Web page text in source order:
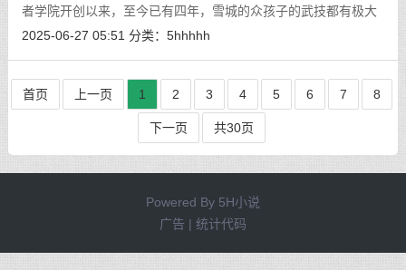
者学院开创以来，至今已有四年，雪城的众孩子的武技都有极大
的提升。蒂檬其实并没教他们什么，因为作为强者的她，知道太
2025-06-27 05:51 分类： 5hhhhh
首页 上一页 1 2 3 4 5 6 7 8
下一页 共30页
Powered By 5H小说
广告 | 统计代码